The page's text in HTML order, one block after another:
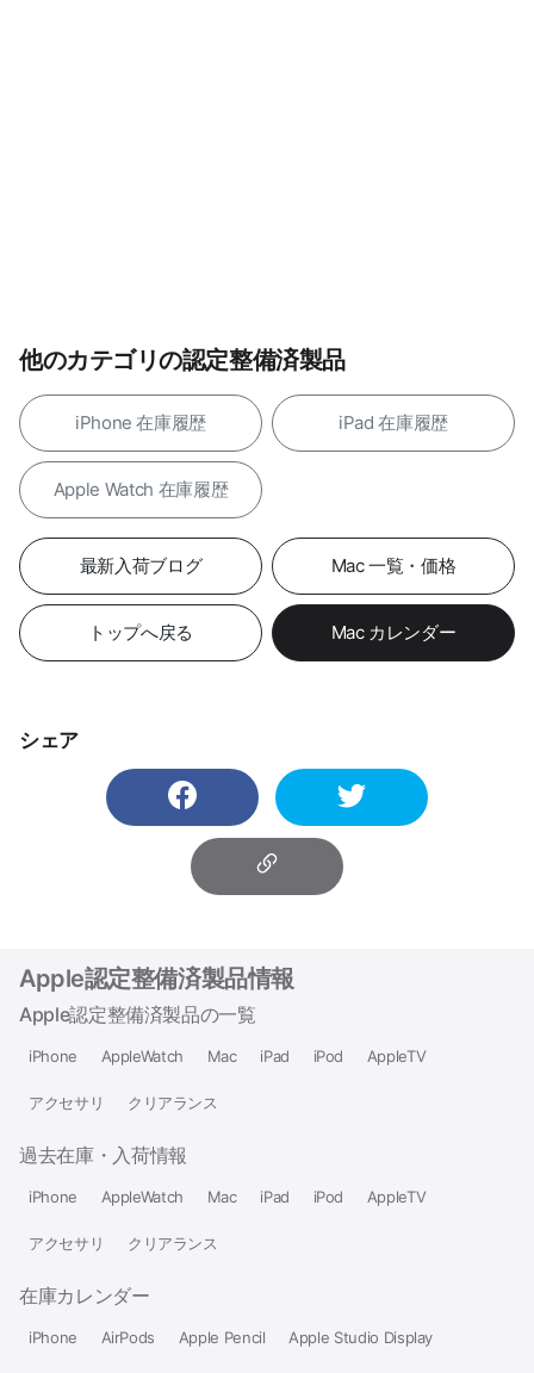
他のカテゴリの認定整備済製品
iPhone 在庫履歴 iPad 在庫履歴
Apple Watch 在庫履歴
最新入荷ブログ Mac 一覧・価格
トップへ戻る Mac カレンダー
シェア
Apple認定整備済製品情報
Apple認定整備済製品の一覧
iPhone AppleWatch Mac iPad iPod AppleTV
アクセサリ クリアランス
過去在庫・入荷情報
iPhone AppleWatch Mac iPad iPod AppleTV
アクセサリ クリアランス
在庫カレンダー
iPhone AirPods Apple Pencil Apple Studio Display